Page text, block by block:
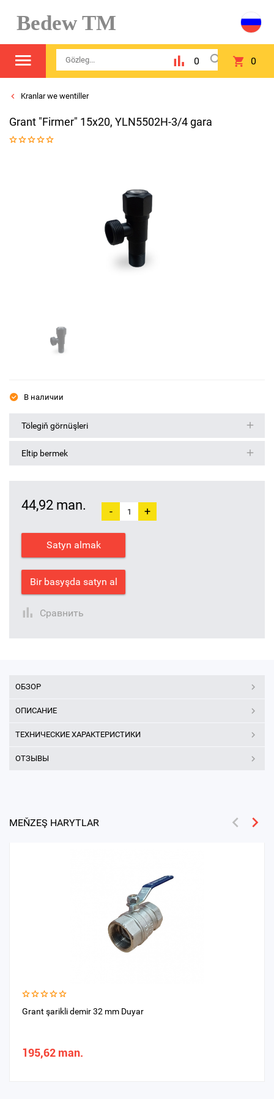
Bedew TM
0 0
Kranlar we wentiller
Grant "Firmer" 15x20, YLN5502H-3/4 gara
В наличии
Tölegiň görnüşleri
Eltip bermek
44,92 man. - +
Satyn almak
Bir basyşda satyn al
Сравнить
ОБЗОР
ОПИСАНИЕ
ТЕХНИЧЕСКИЕ ХАРАКТЕРИСТИКИ
ОТЗЫВЫ
MEŇZEŞ HARYTLAR
Grant şarikli demir 32 mm Duyar
195,62 man.